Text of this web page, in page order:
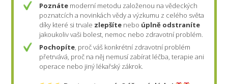
Poznáte moderní metodu založenou na vědeckých
poznatcích a novinkách vědy a výzkumu z celého světa
díky které si trvale zlepšíte nebo úplně odstraníte
jakoukoliv vaši bolest, nemoc nebo zdravotní problém.
Pochopíte, proč váš konkrétní zdravotní problém
přetrvává, proč na něj nemusí zabírat léčba, terapie ani
operace nebo jiný lékařský zákrok.